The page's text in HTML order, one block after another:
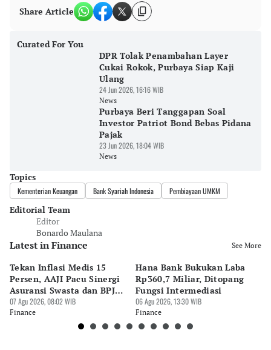
Share Article
Curated For You
DPR Tolak Penambahan Layer
Cukai Rokok, Purbaya Siap Kaji
Ulang
24 Jun 2026, 16:16 WIB
News
Purbaya Beri Tanggapan Soal
Investor Patriot Bond Bebas Pidana
Pajak
23 Jun 2026, 18:04 WIB
News
Topics
Kementerian Keuangan Bank Syariah Indonesia Pembiayaan UMKM
Editorial Team
Editor
Bonardo Maulana
Latest in Finance See More
Tekan Inflasi Medis 15
Persen, AAJI Pacu Sinergi
Asuransi Swasta dan BPJS
Kesehatan
07 Agu 2026, 08:02 WIB
Finance
Hana Bank Bukukan Laba
Rp360,7 Miliar, Ditopang
Fungsi Intermediasi
06 Agu 2026, 13:30 WIB
Finance